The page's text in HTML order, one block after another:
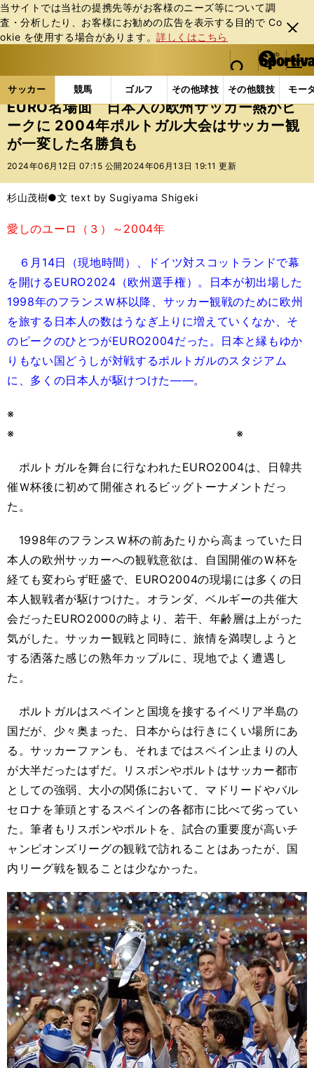
当サイトでは当社の提携先等がお客様のニーズ等について調
査・分析したり、お客様にお勧めの広告を表⽰する⽬的で Co
okie を使⽤する場合があります。詳しくはこちら
閉じ
る
web Sportiva (webスポルティーバ)
検索
マイペ
ー
ジ
メニュ
サッカー 競馬 ゴルフ その他球技 その他競技 モー
ス
ポ
ル
テ
ー
バ
サッカーの記事一覧 海外サッカー 海外サッカー
EURO名場面 日本人の欧州サッカー熱がピ
ークに 2004年ポルトガル大会はサッカー観
が一変した名勝負も
2024年06月12日 07:15 公開 2024年06月13日 19:11 更新
杉山茂樹●文 text by Sugiyama Shigeki
愛しのユーロ（３）～2004年
６月14日（現地時間）、ドイツ対スコットランドで幕
を開けるEURO2024（欧州選手権）。日本が初出場した
1998年のフランスＷ杯以降、サッカー観戦のために欧州
を旅する日本人の数はうなぎ上りに増えていくなか、そ
のピークのひとつがEURO2004だった。日本と縁もゆか
りもない国どうしが対戦するポルトガルのスタジアム
に、多くの日本人が駆けつけた――。
※
※ ※
ポルトガルを舞台に行なわれたEURO2004は、日韓共
催Ｗ杯後に初めて開催されるビッグトーナメントだっ
た。
1998年のフランスＷ杯の前あたりから高まっていた日
本人の欧州サッカーへの観戦意欲は、自国開催のＷ杯を
経ても変わらず旺盛で、EURO2004の現場には多くの日
本人観戦者が駆けつけた。オランダ、ベルギーの共催大
会だったEURO2000の時より、若干、年齢層は上がった
気がした。サッカー観戦と同時に、旅情を満喫しようと
する洒落た感じの熟年カップルに、現地でよく遭遇し
た。
ポルトガルはスペインと国境を接するイベリア半島の
国だが、少々奥まった、日本からは行きにくい場所にあ
る。サッカーファンも、それまではスペイン止まりの人
が大半だったはずだ。リスボンやポルトはサッカー都市
としての強弱、大小の関係において、マドリードやバル
セロナを筆頭とするスペインの各都市に比べて劣ってい
た。筆者もリスボンやポルトを、試合の重要度が高いチ
ャンピオンズリーグの観戦で訪れることはあったが、国
内リーグ戦を観ることは少なかった。